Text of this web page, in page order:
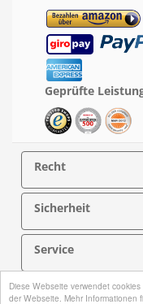
Diese Webseite verwendet
der Webseite. Mehr Informationen
Geprüfte
Recht
Sicherheit
Service
Über